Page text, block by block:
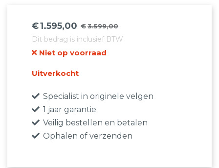
€3.599,00
Oorspronkelijke
prijs
was:
€3.599,00.
€1.595,00
Huidige
prijs
is:
€1.595,00.
Dit bedrag is inclusief BTW
Niet op voorraad
Uitverkocht
Specialist in originele velgen
1 jaar garantie
Veilig bestellen en betalen
Ophalen of verzenden